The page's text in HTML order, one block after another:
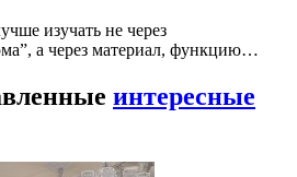
изучать не через
а через материал, функцию…
интересные